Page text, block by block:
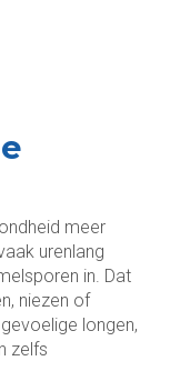
meer
urenlang
in. Dat
niezen of
longen,
zelfs